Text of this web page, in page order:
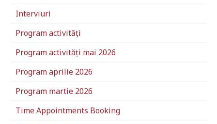
Interviuri
Program activități
Program activități mai 2026
Program aprilie 2026
Program martie 2026
Time Appointments Booking